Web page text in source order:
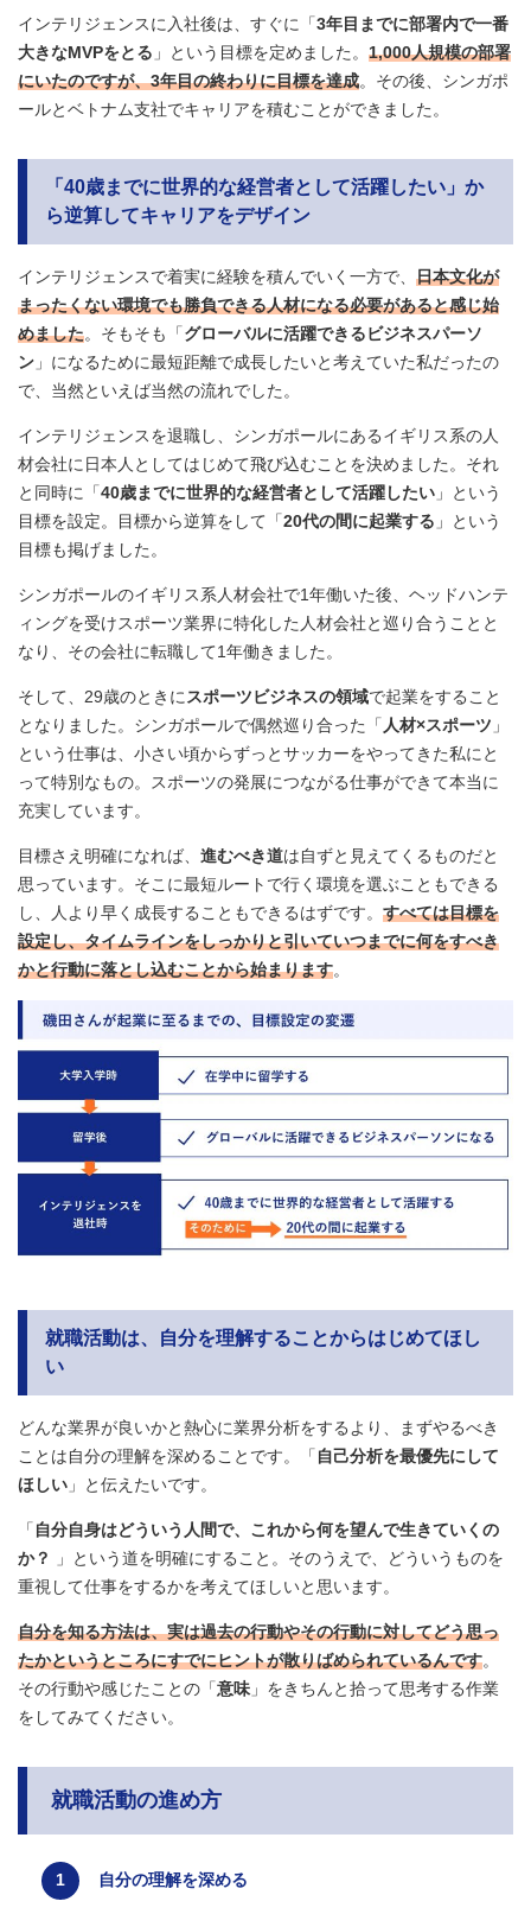
インテリジェンスに入社後は、すぐに「3年目までに部署内で一番
大きなMVPをとる 」という目標を定めました。 1,000人規模の部署
にいたのですが、3年目の終わりに目標を達成。その後、シンガポ
ールとベトナム支社でキャリアを積むことができました。
「40歳までに世界的な経営者として活躍したい」か
ら逆算してキャリアをデザイン
インテリジェンスで着実に経験を積んでいく一方で、 日本文化が
まったくない環境でも勝負できる人材になる必要があると感じ始
めました。そもそも「グローバルに活躍できるビジネスパーソ
ン 」になるために最短距離で成長したいと考えていた私だったの
で、当然といえば当然の流れでした。
インテリジェンスを退職し、シンガポールにあるイギリス系の人
材会社に日本人としてはじめて飛び込むことを決めました。それ
と同時に「40歳までに世界的な経営者として活躍したい 」という
目標を設定。目標から逆算をして「20代の間に起業する 」という
目標も掲げました。
シンガポールのイギリス系人材会社で1年働いた後、ヘッドハンテ
ィングを受けスポーツ業界に特化した人材会社と巡り合うことと
なり、その会社に転職して1年働きました。
そして、29歳のときに スポーツビジネスの領域で起業をすること
となりました。シンガポールで偶然巡り合った「 人材×スポーツ 」
という仕事は、小さい頃からずっとサッカーをやってきた私にと
って特別なもの。スポーツの発展につながる仕事ができて本当に
充実しています。
目標さえ明確になれば、 進むべき道は自ずと見えてくるものだと
思っています。そこに最短ルートで行く環境を選ぶこともできる
し、人より早く成長することもできるはずです。 すべては目標を
設定し、タイムラインをしっかりと引いていつまでに何をすべき
かと行動に落とし込むことから始まります。
就職活動は、自分を理解することからはじめてほし
い
どんな業界が良いかと熱心に業界分析をするより、まずやるべき
ことは自分の理解を深めることです。「 自己分析を最優先にして
ほしい 」と伝えたいです。
「 自分自身はどういう人間で、これから何を望んで生きていくの
か？
」という道を明確にすること。そのうえで、どういうものを
重視して仕事をするかを考えてほしいと思います。
自分を知る方法は、実は過去の行動やその行動に対してどう思っ
たかというところにすでにヒントが散りばめられているんです。
その行動や感じたことの「意味」をきちんと拾って思考する作業
をしてみてください。
就職活動の進め方
自分の理解を深める